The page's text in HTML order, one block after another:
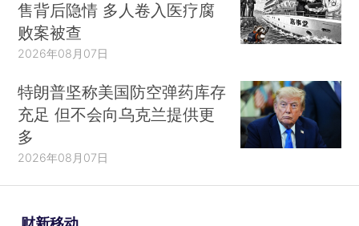
售背后隐情 多人卷入医疗腐
败案被查
2026年08月07日
特朗普坚称美国防空弹药库存
充足 但不会向乌克兰提供更
多
2026年08月07日